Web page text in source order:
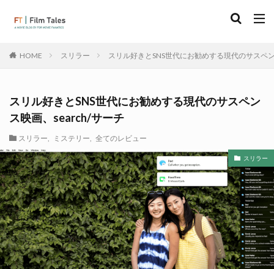
HOME スリラー スリル好きとSNS世代にお勧めする現代のサスペ
スリル好きとSNS世代にお勧めする現代のサスペン
ス映画、search/サーチ
スリラー ミステリー 全てのレビュー
スリラー